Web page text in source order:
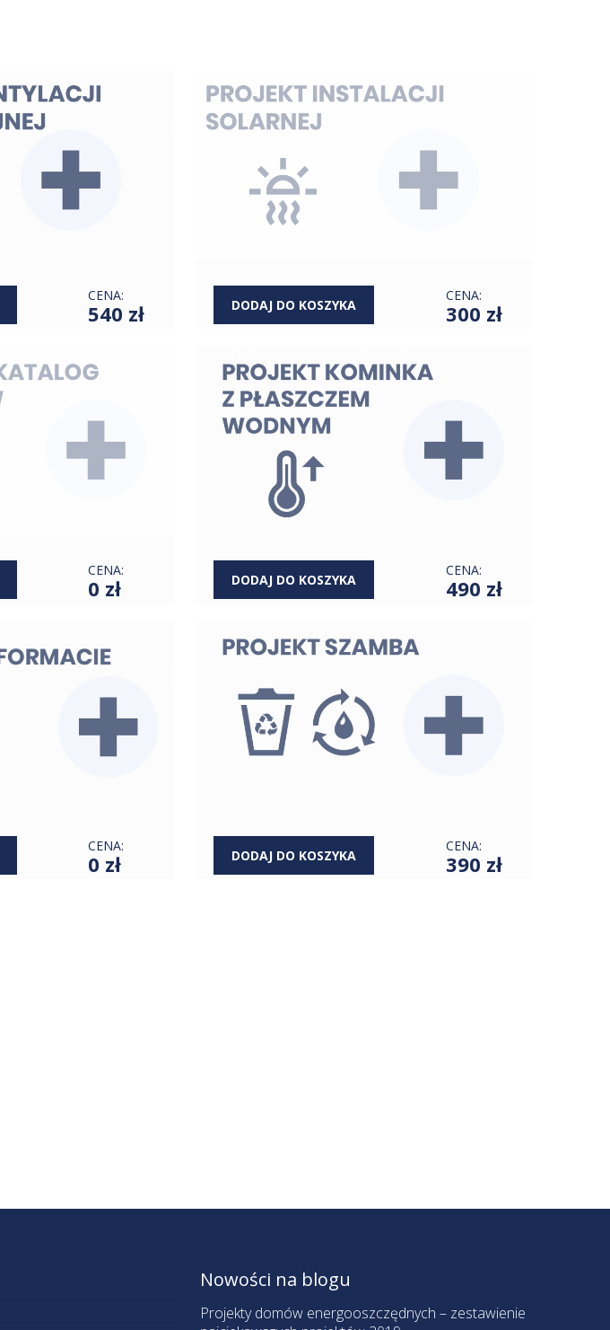
CENA:
540 zł DODAJ DO KOSZYKA
CENA:
300 zł
CENA:
0 zł DODAJ DO KOSZYKA
CENA:
490 zł
CENA:
0 zł DODAJ DO KOSZYKA
CENA:
390 zł
Nowości na blogu
Projekty domów energooszczędnych – zestawienie